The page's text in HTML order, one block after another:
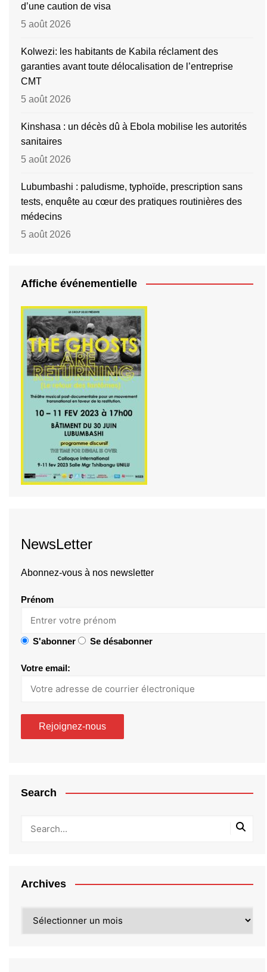
d’une caution de visa
5 août 2026
Kolwezi: les habitants de Kabila réclament des
garanties avant toute délocalisation de l’entreprise
CMT
5 août 2026
Kinshasa : un décès dû à Ebola mobilise les autorités
sanitaires
5 août 2026
Lubumbashi : paludisme, typhoïde, prescription sans
tests, enquête au cœur des pratiques routinières des
médecins
5 août 2026
Affiche événementielle
NewsLetter
Abonnez-vous à nos newsletter
Prénom
S'abonner Se désabonner
Votre email:
Search
Archives